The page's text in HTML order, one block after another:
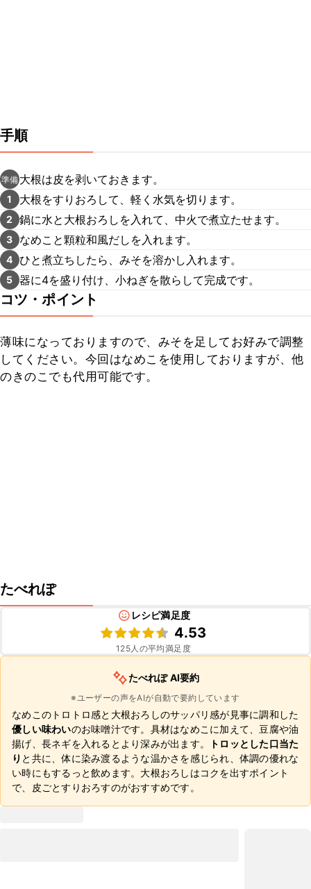
手順
準備 大根は皮を剥いておきます。
1 大根をすりおろして、軽く水気を切ります。
2 鍋に水と大根おろしを入れて、中火で煮立たせます。
3 なめこと顆粒和風だしを入れます。
4 ひと煮立ちしたら、みそを溶かし入れます。
5 器に4を盛り付け、小ねぎを散らして完成です。
コツ・ポイント
薄味になっておりますので、みそを足してお好みで調整
してください。今回はなめこを使用しておりますが、他
のきのこでも代用可能です。
たべれぽ
レシピ満足度
4.53
125人の平均満足度
たべれぽ AI要約
※ユーザーの声をAIが自動で要約しています
なめこのトロトロ感と大根おろしのサッパリ感が見事に調和した
優しい味わいのお味噌汁です。具材はなめこに加えて、豆腐や油
揚げ、長ネギを入れるとより深みが出ます。
トロッとした口当た
り と共に、体に染み渡るような温かさを感じられ、体調の優れな
い時にもするっと飲めます。大根おろしはコクを出すポイント
で、皮ごとすりおろすのがおすすめです。